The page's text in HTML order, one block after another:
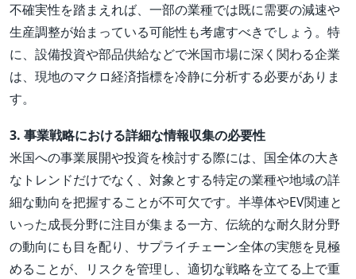
不確実性を踏まえれば、一部の業種では既に需要の減速や
生産調整が始まっている可能性も考慮すべきでしょう。特
に、設備投資や部品供給などで米国市場に深く関わる企業
は、現地のマクロ経済指標を冷静に分析する必要がありま
す。
3. 事業戦略における詳細な情報収集の必要性
米国への事業展開や投資を検討する際には、国全体の大き
なトレンドだけでなく、対象とする特定の業種や地域の詳
細な動向を把握することが不可欠です。半導体やEV関連と
いった成長分野に注目が集まる一方、伝統的な耐久財分野
の動向にも目を配り、サプライチェーン全体の実態を見極
めることが、リスクを管理し、適切な戦略を立てる上で重